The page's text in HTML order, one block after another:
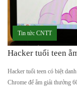
Tin tức CNTT
Hacker tuổi teen
Hacker tuổi teen có biệt
Chrome để ẵm giải thưởng